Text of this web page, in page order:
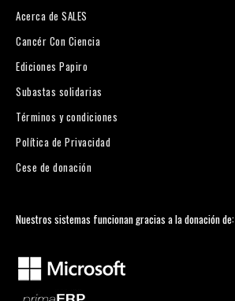
Acerca de SALES
Cancér Con Ciencia
Ediciones Papiro
Subastas solidarias
Términos y condiciones
Política de Privacidad
Cese de donación
Nuestros sistemas funcionan gracias a la donación de: